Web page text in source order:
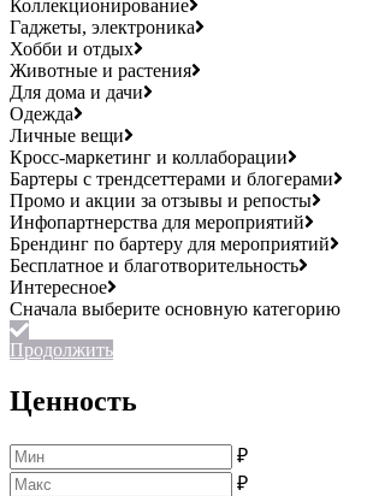
Коллекционирование
Гаджеты, электроника
Хобби и отдых
Животные и растения
Для дома и дачи
Одежда
Личные вещи
Кросс-маркетинг и коллаборации
Бартеры с трендсеттерами и блогерами
Промо и акции за отзывы и репосты
Инфопартнерства для мероприятий
Брендинг по бартеру для мероприятий
Бесплатное и благотворительность
Интересное
Продолжить
Ценность
₽
₽